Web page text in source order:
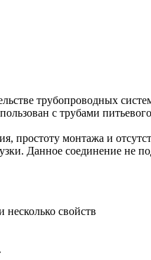
трубопроводных
с трубами
простоту монтажа и
Данное соединение не
свойств